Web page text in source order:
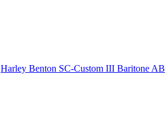
Harley Benton SC-Custom III Baritone AB